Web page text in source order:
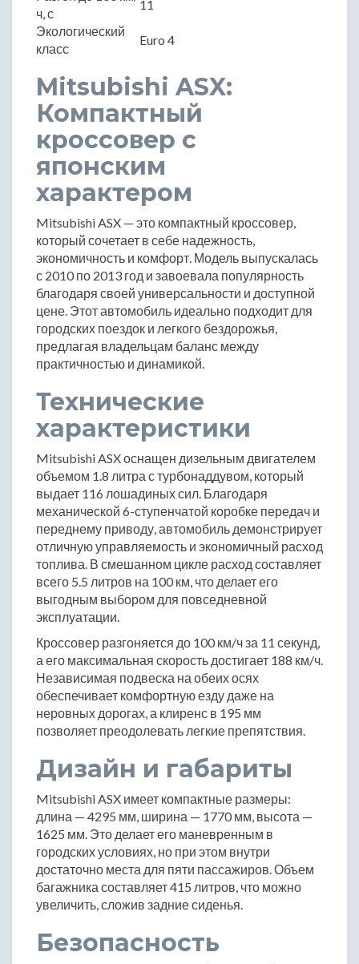
ч, с
11
Экологический
класс
Euro 4
Mitsubishi ASX:
Компактный
кроссовер с
японским
характером
Mitsubishi ASX — это компактный кроссовер,
который сочетает в себе надежность,
экономичность и комфорт. Модель выпускалась
с 2010 по 2013 год и завоевала популярность
благодаря своей универсальности и доступной
цене. Этот автомобиль идеально подходит для
городских поездок и легкого бездорожья,
предлагая владельцам баланс между
практичностью и динамикой.
Технические
характеристики
Mitsubishi ASX оснащен дизельным двигателем
объемом 1.8 литра с турбонаддувом, который
выдает 116 лошадиных сил. Благодаря
механической 6-ступенчатой коробке передач и
переднему приводу, автомобиль демонстрирует
отличную управляемость и экономичный расход
топлива. В смешанном цикле расход составляет
всего 5.5 литров на 100 км, что делает его
выгодным выбором для повседневной
эксплуатации.
Кроссовер разгоняется до 100 км/ч за 11 секунд,
а его максимальная скорость достигает 188 км/ч.
Независимая подвеска на обеих осях
обеспечивает комфортную езду даже на
неровных дорогах, а клиренс в 195 мм
позволяет преодолевать легкие препятствия.
Дизайн и габариты
Mitsubishi ASX имеет компактные размеры:
длина — 4295 мм, ширина — 1770 мм, высота —
1625 мм. Это делает его маневренным в
городских условиях, но при этом внутри
достаточно места для пяти пассажиров. Объем
багажника составляет 415 литров, что можно
увеличить, сложив задние сиденья.
Безопасность